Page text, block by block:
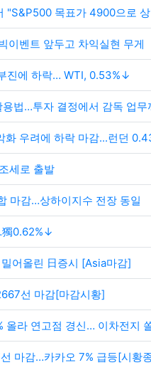
"S&P500 목표가 4900으로
이벤트 앞두고 차익실현 무게
진에 하락… WTI, 0.53%↓
법…투자 결정에서 감독 업무
화 우려에 하락 마감...런던
세로 출발
마감…상하이지수 전장 동일
獨0.62%↓
어올린 日증시 [Asia마감]
선 마감[마감시황]
올라 연고점 경신… 이차전지
마감…카카오 7% 급등[시황